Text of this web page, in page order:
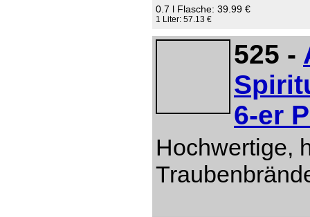
0.7 l Flasche: 39.99 €
1 Liter: 57.13 €
525 -
6-er
Hochwertige,